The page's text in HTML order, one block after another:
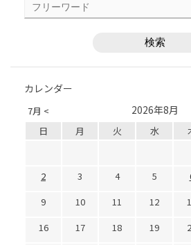
カレンダー
7月 < 2026年8月
日 月 火 水
2
3 4 5
9
10 11 12
16
17 18 19